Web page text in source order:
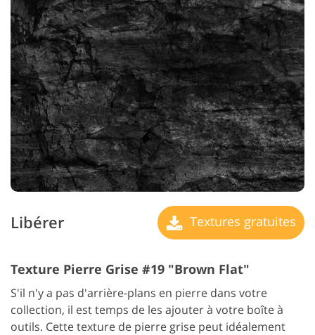
Libérer Textures gratuites
Texture Pierre Grise #19 "Brown Flat"
S'il n'y a pas d'arrière-plans en pierre dans votre
collection, il est temps de les ajouter à votre boîte à
outils. Cette texture de pierre grise peut idéalement